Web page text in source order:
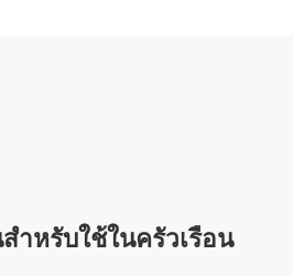
ำหรับใช้ในครัวเรือน